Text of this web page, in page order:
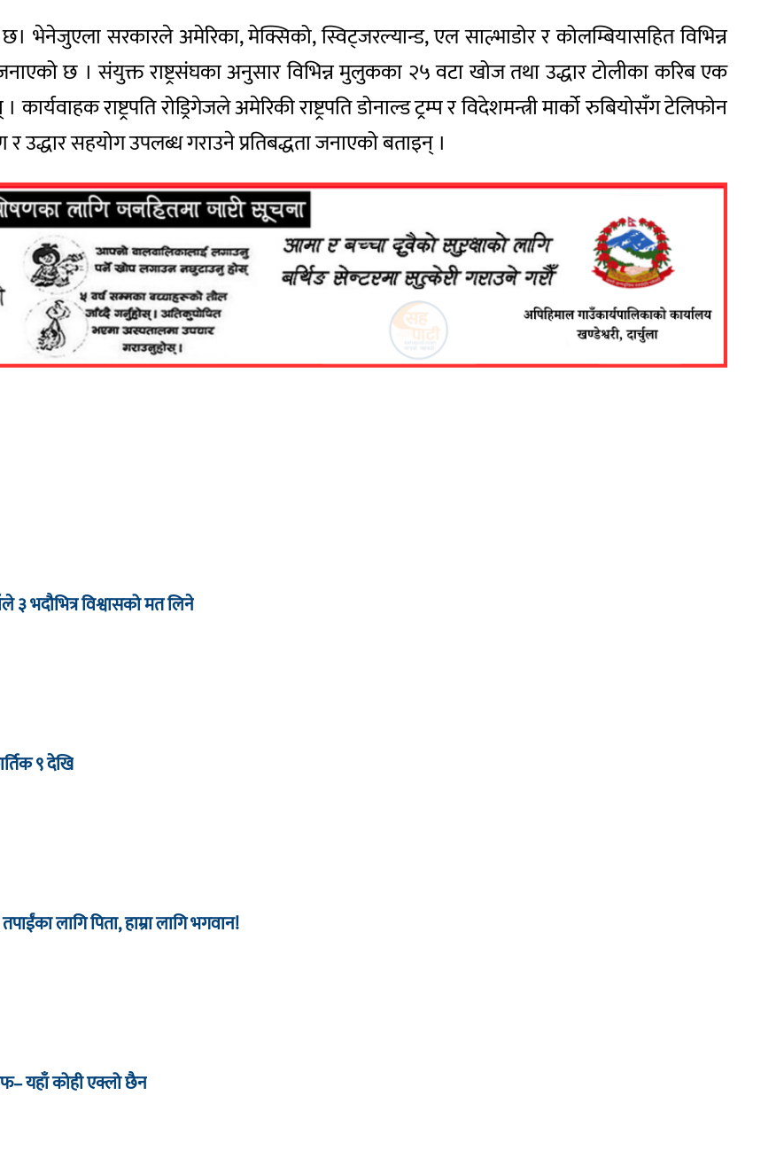
छ। भेनेजुएला सरकारले अमेरिका, मेक्सिको, स्विट्जरल्यान्ड, एल साल्भाडोर र कोलम्बियासहित विभिन्न
छ । संयुक्त राष्ट्रसंघका अनुसार विभिन्न मुलुकका २५ वटा खोज तथा उद्धार टोलीका करिब एक
राष्ट्रपति रोड्रिगेजले अमेरिकी राष्ट्रपति डोनाल्ड ट्रम्प र विदेशमन्त्री मार्को रुबियोसँग टेलिफोन
सहयोग उपलब्ध गराउने प्रतिबद्धता जनाएको बताइन् ।
३ भदौभित्र विश्वासको मत लिने
९ देखि
लागि पिता, हाम्रा लागि भगवान!
यहाँ कोही एक्लो छैन